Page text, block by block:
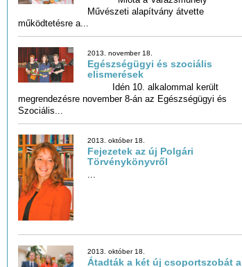
működtetésre a...
2013. november 18.
Egészségügyi és szociális
elismerések
Idén 10. alkalommal került
megrendezésre november 8-án az Egészségügyi és
Szociális...
2013. október 18.
Fejezetek az új Polgári
Törvénykönyvről
...
2013. október 18.
Átadták a két új csoportszobát a